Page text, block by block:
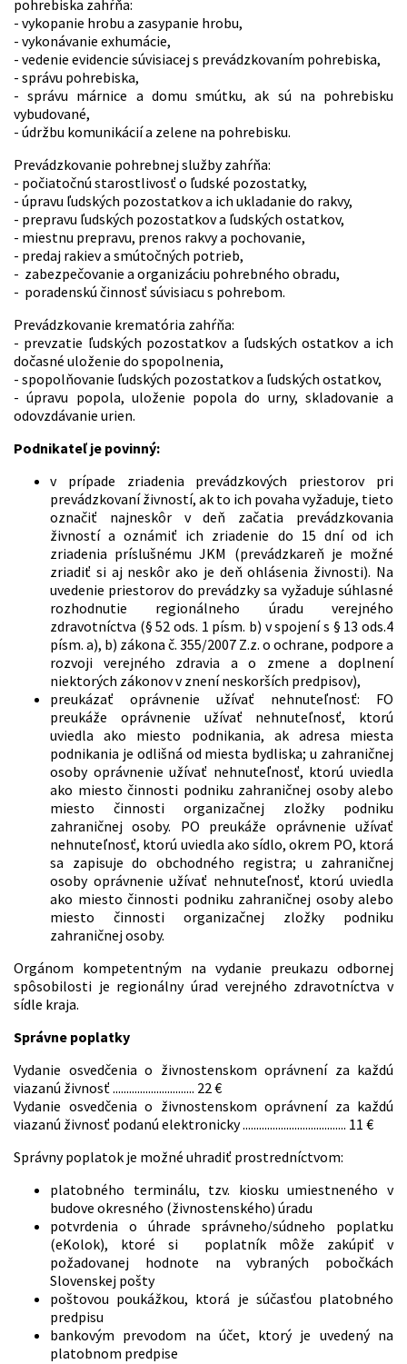
pohrebiska zahŕňa:
- vykopanie hrobu a zasypanie hrobu,
- vykonávanie exhumácie,
- vedenie evidencie súvisiacej s prevádzkovaním pohrebiska,
- správu pohrebiska,
- správu márnice a domu smútku, ak sú na pohrebisku
vybudované,
- údržbu komunikácií a zelene na pohrebisku.
Prevádzkovanie pohrebnej služby zahŕňa:
- počiatočnú starostlivosť o ľudské pozostatky,
- úpravu ľudských pozostatkov a ich ukladanie do rakvy,
- prepravu ľudských pozostatkov a ľudských ostatkov,
- miestnu prepravu, prenos rakvy a pochovanie,
- predaj rakiev a smútočných potrieb,
- zabezpečovanie a organizáciu pohrebného obradu,
- poradenskú činnosť súvisiacu s pohrebom.
Prevádzkovanie krematória zahŕňa:
- prevzatie ľudských pozostatkov a ľudských ostatkov a ich
dočasné uloženie do spopolnenia,
- spopolňovanie ľudských pozostatkov a ľudských ostatkov,
- úpravu popola, uloženie popola do urny, skladovanie a
odovzdávanie urien.
Podnikateľ je povinný:
v prípade zriadenia prevádzkových priestorov pri
prevádzkovaní živností, ak to ich povaha vyžaduje, tieto
označiť najneskôr v deň začatia prevádzkovania
živností a oznámiť ich zriadenie do 15 dní od ich
zriadenia príslušnému JKM (prevádzkareň je možné
zriadiť si aj neskôr ako je deň ohlásenia živnosti). Na
uvedenie priestorov do prevádzky sa vyžaduje súhlasné
rozhodnutie regionálneho úradu verejného
zdravotníctva (§ 52 ods. 1 písm. b) v spojení s § 13 ods.4
písm. a), b) zákona č. 355/2007 Z.z. o ochrane, podpore a
rozvoji verejného zdravia a o zmene a doplnení
niektorých zákonov v znení neskorších predpisov),
preukázať oprávnenie užívať nehnuteľnosť: FO
preukáže oprávnenie užívať nehnuteľnosť, ktorú
uviedla ako miesto podnikania, ak adresa miesta
podnikania je odlišná od miesta bydliska; u zahraničnej
osoby oprávnenie užívať nehnuteľnosť, ktorú uviedla
ako miesto činnosti podniku zahraničnej osoby alebo
miesto činnosti organizačnej zložky podniku
zahraničnej osoby. PO preukáže oprávnenie užívať
nehnuteľnosť, ktorú uviedla ako sídlo, okrem PO, ktorá
sa zapisuje do obchodného registra; u zahraničnej
osoby oprávnenie užívať nehnuteľnosť, ktorú uviedla
ako miesto činnosti podniku zahraničnej osoby alebo
miesto činnosti organizačnej zložky podniku
zahraničnej osoby.
Orgánom kompetentným na vydanie preukazu odbornej
spôsobilosti je regionálny úrad verejného zdravotníctva v
sídle kraja.
Správne poplatky
Vydanie osvedčenia o živnostenskom oprávnení za každú
viazanú živnosť .............................. 22 €
Vydanie osvedčenia o živnostenskom oprávnení za každú
viazanú živnosť podanú elektronicky ...................................... 11 €
Správny poplatok je možné uhradiť prostredníctvom:
platobného terminálu, tzv. kiosku umiestneného v
budove okresného (živnostenského) úradu
potvrdenia o úhrade správneho/súdneho poplatku
(eKolok), ktoré si poplatník môže zakúpiť v
požadovanej hodnote na vybraných pobočkách
Slovenskej pošty
poštovou poukážkou, ktorá je súčasťou platobného
predpisu
bankovým prevodom na účet, ktorý je uvedený na
platobnom predpise